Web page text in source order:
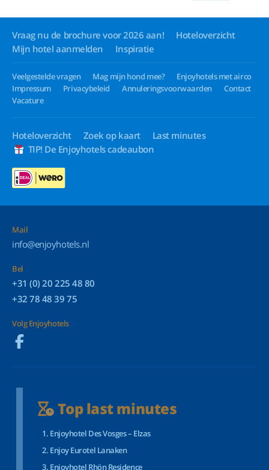
Vraag nu de brochure voor 2026 aan!
Hoteloverzicht
Mijn hotel aanmelden
Inspiratie
Veelgestelde vragen Mag mijn hond mee?
Enjoyhotels met airco
Impressum
Privacybeleid Annuleringsvoorwaarden
Contact
Vacature
Hoteloverzicht Zoek op kaart
Last minutes
TIP! De Enjoyhotels cadeaubon
Mail
info@enjoyhotels.nl
Bel
+31 (0) 20 225 48 80
+32 78 48 39 75
Volg Enjoyhotels
Top last minutes
Enjoyhotel Des Vosges – Elzas
Enjoy Eurotel Lanaken
Enjoyhotel Rhön Residence